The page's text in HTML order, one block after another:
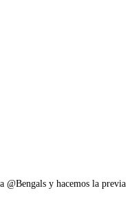
@Bengals y hacemos la previa